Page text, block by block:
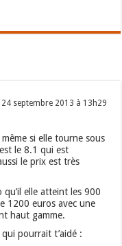
24 septembre 2013 à 13h29
si elle tourne sous
le 8.1 qui est
le prix est très
elle atteint les 900
1200 euros avec une
haut gamme.
pourrait t’aidé :